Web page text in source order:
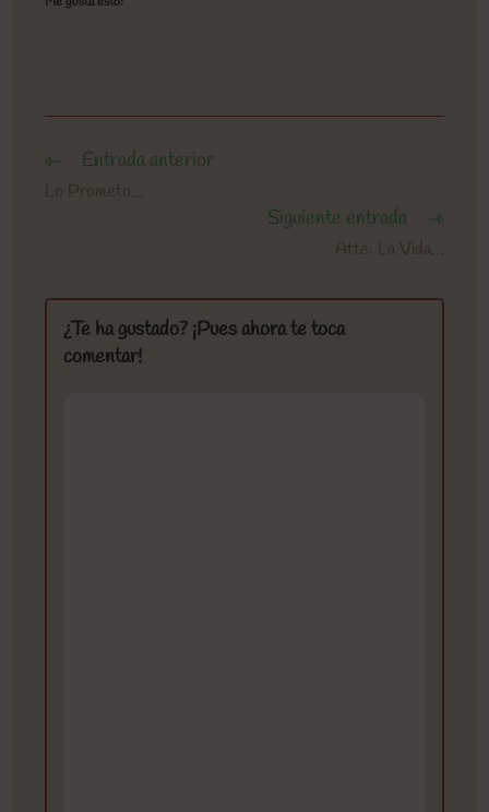
Leer
artículos
Entrada anterior
Lo Prometo…
Siguiente entrada
Atte: La Vida…
¿Te ha gustado? ¡Pues ahora te toca
comentar!